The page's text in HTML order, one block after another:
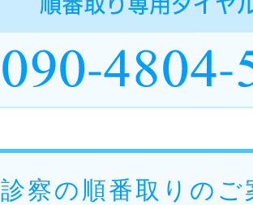
診察の順番取りのご